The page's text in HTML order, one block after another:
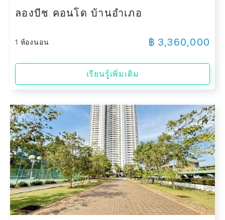
ลองบีช คอนโด บ้านอำเภอ
1 ห้องนอน ฿ 3,360,000
เรียนรู้เพิ่มเติม